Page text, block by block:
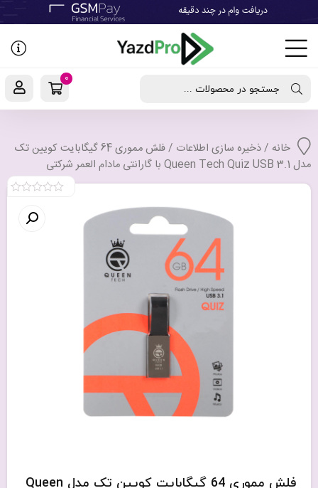
جستجو در محصولات ...
0
خانه /ذخیره سازی اطلاعات
/ فلش مموری 64 گیگابایت کویین تک
مدل Queen Tech Quiz USB 3.1 با گارانتی مادام العمر شرکتی
فلش مموری 64 گیگابایت کویین تک مدل Queen